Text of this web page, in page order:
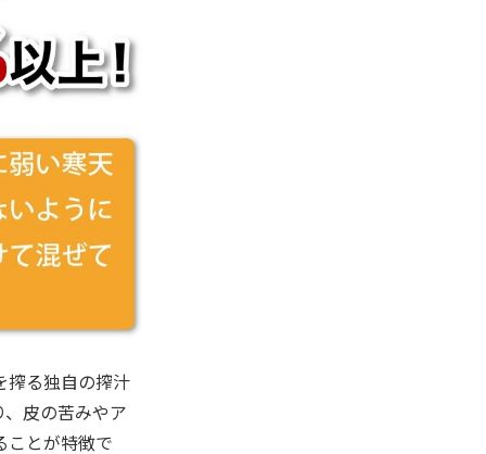
搾る独自の搾汁
皮の苦みやア
ことが特徴で